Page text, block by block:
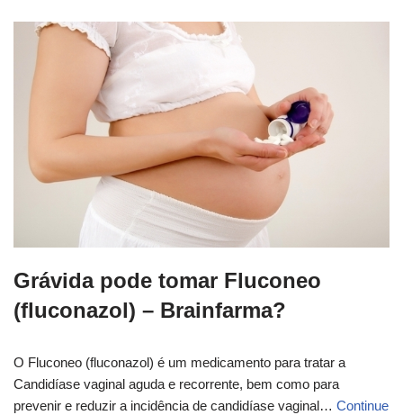
Grávida pode tomar Fluconeo
(fluconazol) – Brainfarma?
O Fluconeo (fluconazol) é um medicamento para tratar a
Candidíase vaginal aguda e recorrente, bem como para
prevenir e reduzir a incidência de candidíase vaginal… Continue